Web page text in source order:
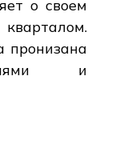
о своем
пронизана
и